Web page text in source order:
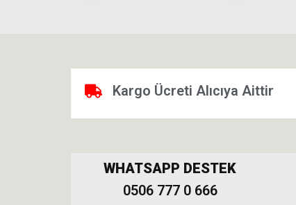
Kargo Ücreti Alıcıya Aittir
WHATSAPP DESTEK
0506 777 0 666